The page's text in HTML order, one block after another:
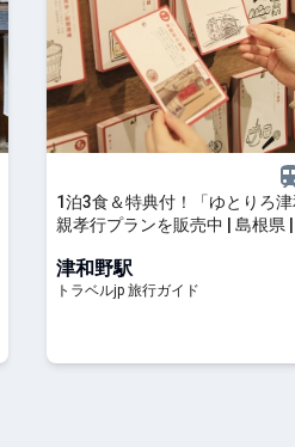
1泊3食＆特典付！「ゆとりろ
親孝行プランを販売中 | 島根県
津和野駅
トラベルjp 旅行ガイド